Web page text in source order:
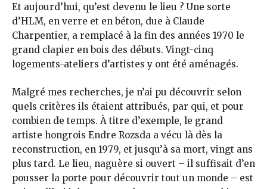
Et aujourd’hui, qu’est devenu le lieu ? Une sorte
d’HLM, en verre et en béton, due à Claude
Charpentier, a remplacé à la fin des années 1970 le
grand clapier en bois des débuts. Vingt-cinq
logements-ateliers d’artistes y ont été aménagés.
Malgré mes recherches, je n’ai pu découvrir selon
quels critères ils étaient attribués, par qui, et pour
combien de temps. À titre d’exemple, le grand
artiste hongrois Endre Rozsda a vécu là dès la
reconstruction, en 1979, et jusqu’à sa mort, vingt ans
plus tard. Le lieu, naguère si ouvert – il suffisait d’en
pousser la porte pour découvrir tout un monde – est